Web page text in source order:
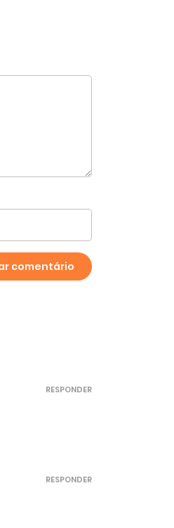
RESPONDER
RESPONDER